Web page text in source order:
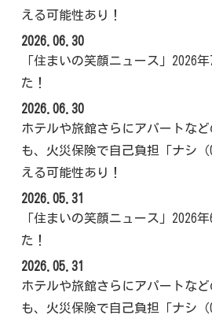
える可能性あり！
2026.06.30
「住まいの笑顔ニュース」2026
た！
2026.06.30
ホテルや旅館さらにアパートな
も、火災保険で自己負担「ナシ
える可能性あり！
2026.05.31
「住まいの笑顔ニュース」2026
た！
2026.05.31
ホテルや旅館さらにアパートな
も、火災保険で自己負担「ナシ